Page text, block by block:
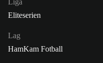
Liga
Eliteserien
Lag
HamKam Fotball